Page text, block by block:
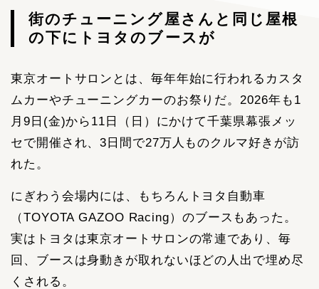
街のチューニング屋さんと同じ屋根
の下にトヨタのブースが
東京オートサロンとは、毎年年始に行われるカスタ
ムカーやチューニングカーのお祭りだ。2026年も1
月9日(金)から11日（日）にかけて千葉県幕張メッ
セで開催され、3日間で27万人ものクルマ好きが訪
れた。
にぎわう会場内には、もちろんトヨタ自動車
（TOYOTA GAZOO Racing）のブースもあった。
実はトヨタは東京オートサロンの常連であり、毎
回、ブースは身動きが取れないほどの人出で埋め尽
くされる。